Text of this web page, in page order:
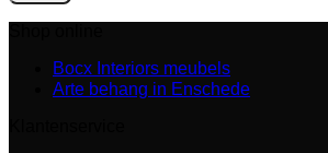
Bocx Interiors meubels
Arte behang in Enschede